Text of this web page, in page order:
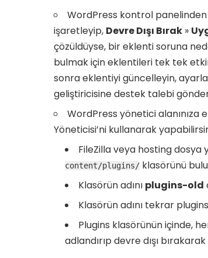
WordPress kontrol panelinden
işaretleyip, Devre Dışı Bırak »
çözüldüyse, bir eklenti soruna
bulmak için eklentileri tek tek
sonra eklentiyi güncelleyin,
geliştiricisine destek talebi
WordPress yönetici alanınıza
Yöneticisi’ni kullanarak
FileZilla veya hosting dosya
content/plugins/ klasörünü
Klasörün adını plugins-old
Klasörün adını tekrar
Plugins klasörünün içinde,
adlandırıp devre dışı